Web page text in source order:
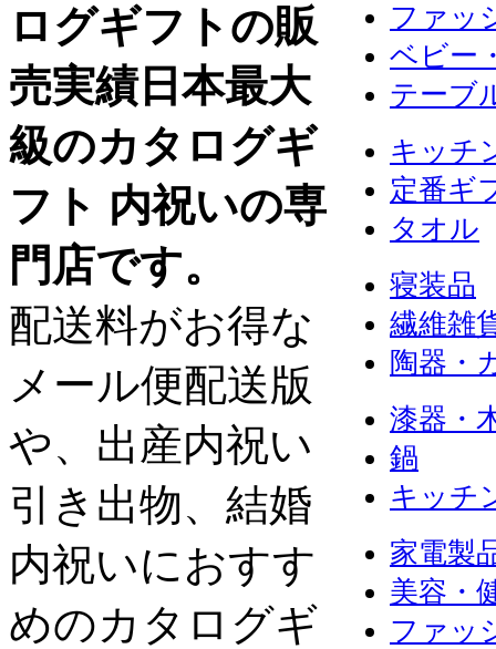
ファッ
ベビー
テーブ
キッチ
定番ギ
タオル
寝装品
繊維雑
陶器・
漆器・
鍋
キッチ
家電製
美容・
ファッ
ログギフトの販
売実績日本最大
級のカタログギ
フト 内祝いの専
門店です。
配送料がお得な
メール便配送版
や、出産内祝い
引き出物、結婚
内祝いにおすす
めのカタログギ